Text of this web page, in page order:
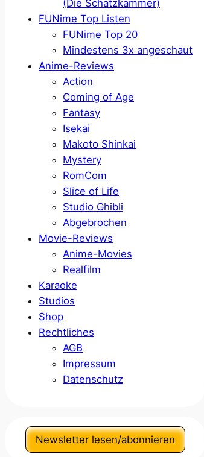
(Die Schatzkammer)
FUNime Top Listen
FUNime Top 20
Mindestens 3x angeschaut
Anime-Reviews
Action
Coming of Age
Fantasy
Isekai
Makoto Shinkai
Mystery
RomCom
Slice of Life
Studio Ghibli
Abgebrochen
Movie-Reviews
Anime-Movies
Realfilm
Karaoke
Studios
Shop
Rechtliches
AGB
Impressum
Datenschutz
Newsletter lesen/abonnieren